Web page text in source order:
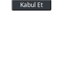
Bendevi
Kabul Et